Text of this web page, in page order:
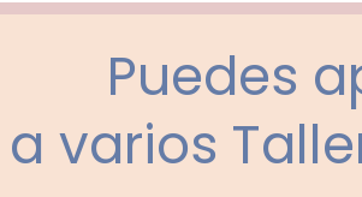
Puedes
a varios